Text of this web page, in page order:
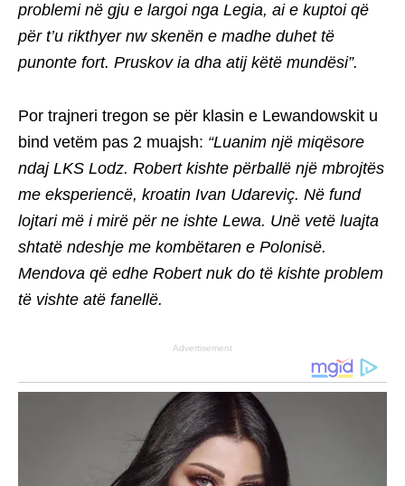
problemi në gju e largoi nga Legia, ai e kuptoi që
për t’u rikthyer nw skenën e madhe duhet të
punonte fort. Pruskov ia dha atij këtë mundësi”.
Por trajneri tregon se për klasin e Lewandowskit u
bind vetëm pas 2 muajsh: “Luanim një miqësore
ndaj LKS Lodz. Robert kishte përballë një mbrojtës
me eksperiencë, kroatin Ivan Udareviç. Në fund
lojtari më i mirë për ne ishte Lewa. Unë vetë luajta
shtatë ndeshje me kombëtaren e Polonisë.
Mendova që edhe Robert nuk do të kishte problem
të vishte atë fanellë.
Advertisement